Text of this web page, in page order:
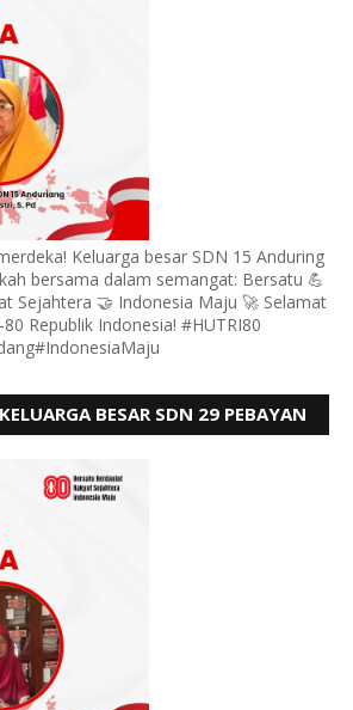
Keluarga besar SDN 15 Anduring
bersama dalam semangat: Bersatu 💪
Sejahtera 🤝 Indonesia Maju 🚀 Selamat
Republik Indonesia! #HUTRI80
BESAR SDN 29 PEBAYAN